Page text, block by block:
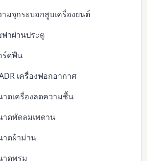
มจุกระบอกสูบเครื่องยนต์
าผ่านประตู
ร์ดฟืน
เครื่องฟอกอากาศ
ดเครื่องลดความชื้น
ดพัดลมเพดาน
ดผ้าม่าน
าดพรม